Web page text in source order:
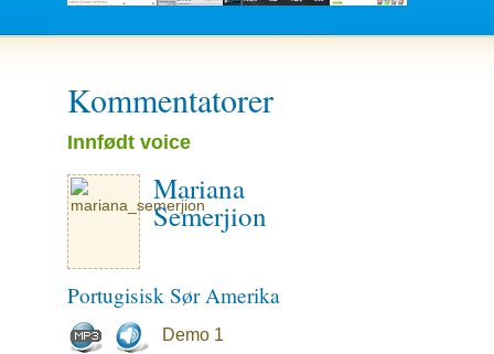
Kommentatorer
Innfødt voice
Mariana
Semerjion
Portugisisk Sør Amerika
Demo 1